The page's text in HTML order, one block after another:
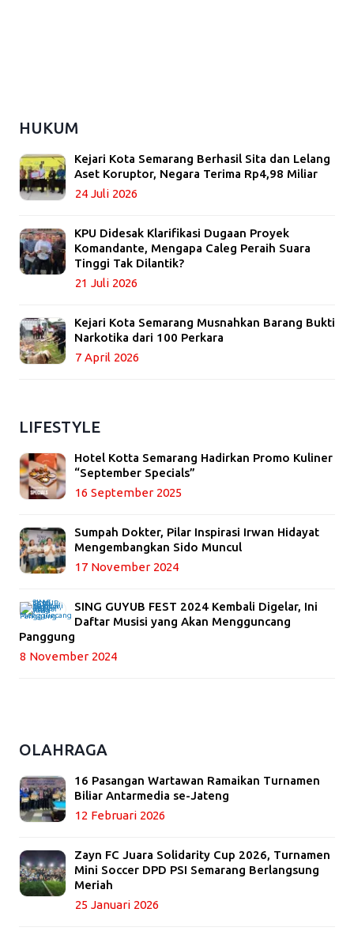
HUKUM
Kejari Kota Semarang Berhasil Sita dan Lelang
Aset Koruptor, Negara Terima Rp4,98 Miliar
24 Juli 2026
KPU Didesak Klarifikasi Dugaan Proyek
Komandante, Mengapa Caleg Peraih Suara
Tinggi Tak Dilantik?
21 Juli 2026
Kejari Kota Semarang Musnahkan Barang Bukti
Narkotika dari 100 Perkara
7 April 2026
LIFESTYLE
Hotel Kotta Semarang Hadirkan Promo Kuliner
“September Specials”
16 September 2025
Sumpah Dokter, Pilar Inspirasi Irwan Hidayat
Mengembangkan Sido Muncul
17 November 2024
SING GUYUB FEST 2024 Kembali Digelar, Ini
Daftar Musisi yang Akan Mengguncang
Panggung
8 November 2024
OLAHRAGA
16 Pasangan Wartawan Ramaikan Turnamen
Biliar Antarmedia se-Jateng
12 Februari 2026
Zayn FC Juara Solidarity Cup 2026, Turnamen
Mini Soccer DPD PSI Semarang Berlangsung
Meriah
25 Januari 2026